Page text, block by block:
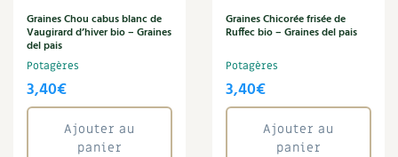
Graines Chou cabus blanc de
Vaugirard d’hiver bio – Graines
del pais
Potagères
3,40€
Ajouter au
panier
Graines Chicorée frisée de
Ruffec bio – Graines del pais
Potagères
3,40€
Ajouter au
panier